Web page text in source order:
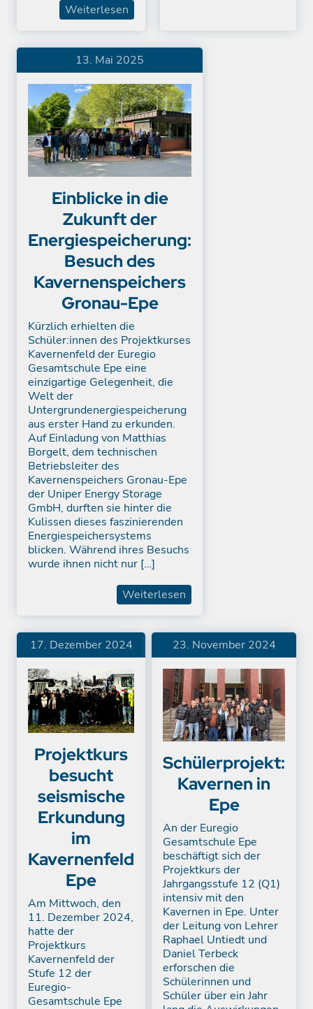
Weiterlesen
13. Mai 2025
Einblicke in die
Zukunft der
Energiespeicherung:
Besuch des
Kavernenspeichers
Gronau-Epe
Kürzlich erhielten die
Schüler:innen des Projektkurses
Kavernenfeld der Euregio
Gesamtschule Epe eine
einzigartige Gelegenheit, die
Welt der
Untergrundenergiespeicherung
aus erster Hand zu erkunden.
Auf Einladung von Matthias
Borgelt, dem technischen
Betriebsleiter des
Kavernenspeichers Gronau-Epe
der Uniper Energy Storage
GmbH, durften sie hinter die
Kulissen dieses faszinierenden
Energiespeichersystems
blicken. Während ihres Besuchs
wurde ihnen nicht nur […]
Weiterlesen
17. Dezember 2024
Projektkurs
besucht
seismische
Erkundung
im
Kavernenfeld
Epe
Am Mittwoch, den
11. Dezember 2024,
hatte der
Projektkurs
Kavernenfeld der
Stufe 12 der
Euregio-
Gesamtschule Epe
23. November 2024
Schülerprojekt:
Kavernen in
Epe
An der Euregio
Gesamtschule Epe
beschäftigt sich der
Projektkurs der
Jahrgangsstufe 12 (Q1)
intensiv mit den
Kavernen in Epe. Unter
der Leitung von Lehrer
Raphael Untiedt und
Daniel Terbeck
erforschen die
Schülerinnen und
Schüler über ein Jahr